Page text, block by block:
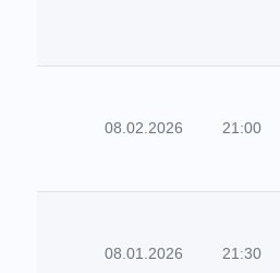
08.02.2026 21:00
08.01.2026 21:30